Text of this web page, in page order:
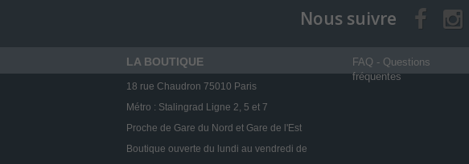
Nous suivre
LA BOUTIQUE
18 rue Chaudron 75010 Paris
Métro : Stalingrad Ligne 2, 5 et 7
Proche de Gare du Nord et Gare de l'Est
Boutique ouverte du lundi au vendredi de
FAQ - Questions
fréquentes